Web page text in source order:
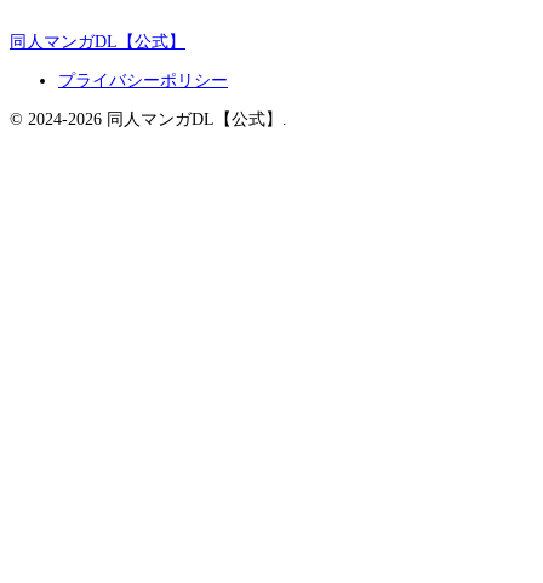
同人マンガDL【公式】
プライバシーポリシー
© 2024-2026 同人マンガDL【公式】.